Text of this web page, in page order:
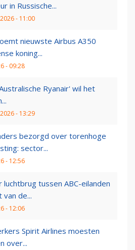
in Russische...
- 11:00
nieuwste Airbus A350
koning...
- 09:28
Ryanair' wil het
- 13:29
bezorgd over torenhoge
sector...
- 12:56
luchtbrug tussen ABC-eilanden
de...
- 12:06
Spirit Airlines moesten
over...